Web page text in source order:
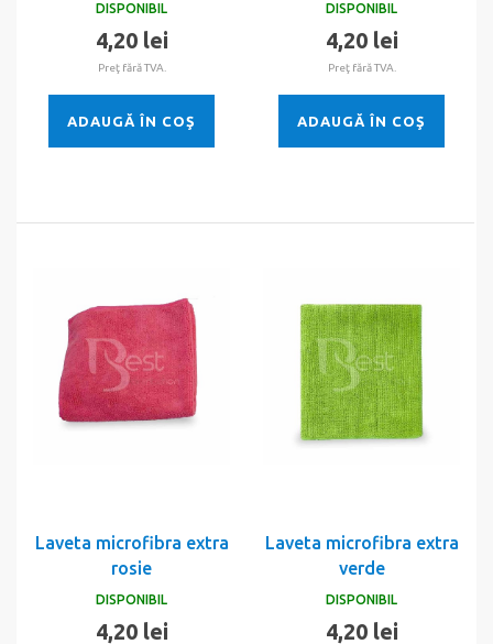
DISPONIBIL
4,20 lei
Preţ fără TVA.
ADAUGĂ ÎN COŞ
DISPONIBIL
4,20 lei
Preţ fără TVA.
ADAUGĂ ÎN COŞ
Laveta microfibra extra
rosie
DISPONIBIL
4,20 lei
Laveta microfibra extra
verde
DISPONIBIL
4,20 lei